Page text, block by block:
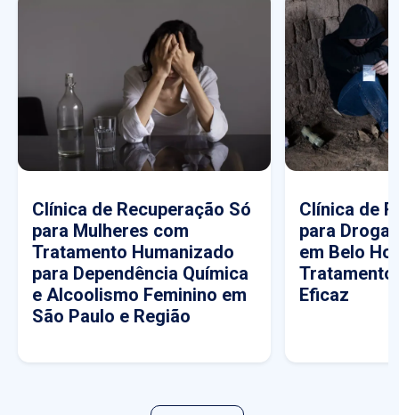
Clínica de Recuperação Só
para Mulheres com
Tratamento Humanizado
para Dependência Química
e Alcoolismo Feminino em
São Paulo e Região
Clínica de
para
em Belo
Tratamento
Eficaz